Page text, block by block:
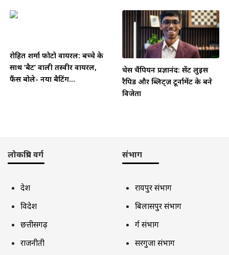
रोहित शर्मा फोटो वायरल: बच्चे के
साथ ‘बैट’ वाली तस्वीर वायरल,
फैंस बोले- नया बैटिंग...
चेस चैंपियन प्रज्ञानंद: सेंट लुइस
रैपिड और ब्लिट्ज़ टूर्नामेंट के बने
विजेता
लोकप्रिय वर्ग
देश
विदेश
छत्तीसगढ़
राजनीती
संभाग
रायपुर संभाग
बिलासपुर संभाग
दुर्ग संभाग
सरगुजा संभाग